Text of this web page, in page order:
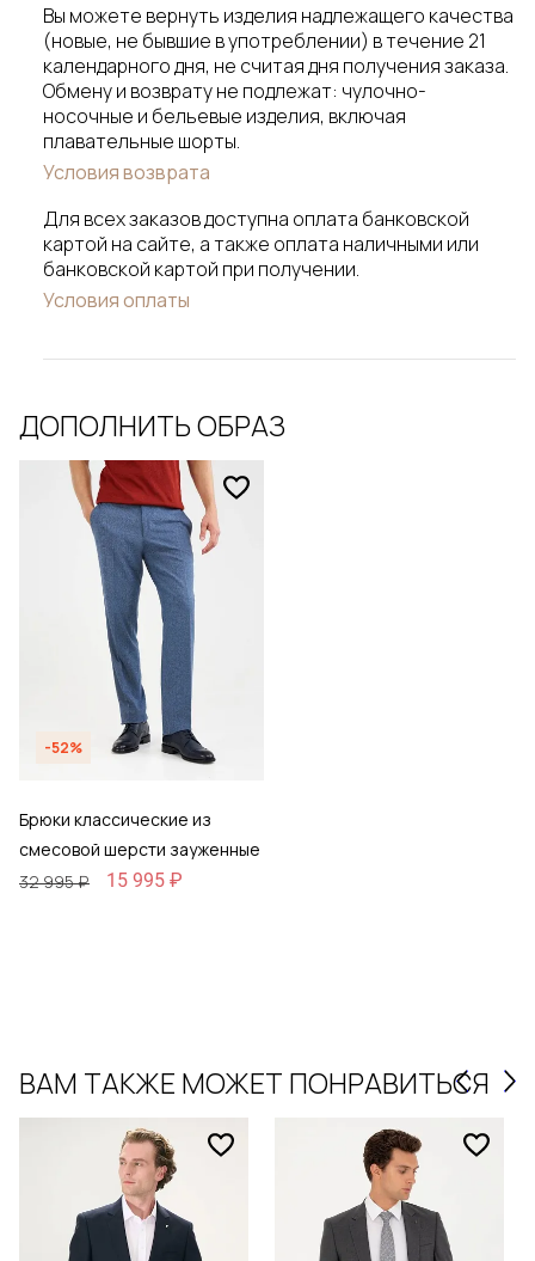
Вы можете вернуть изделия надлежащего качества
(новые, не бывшие в употреблении) в течение 21
календарного дня, не считая дня получения заказа.
Обмену и возврату не подлежат: чулочно-
носочные и бельевые изделия, включая
плавательные шорты.
Условия возврата
Для всех заказов доступна оплата банковской
картой на сайте, а также оплата наличными или
банковской картой при получении.
Условия оплаты
ДОПОЛНИТЬ ОБРАЗ
-52%
Брюки классические из
смесовой шерсти зауженные
32 995 ₽
15 995 ₽
ВАМ ТАКЖЕ МОЖЕТ ПОНРАВИТЬСЯ